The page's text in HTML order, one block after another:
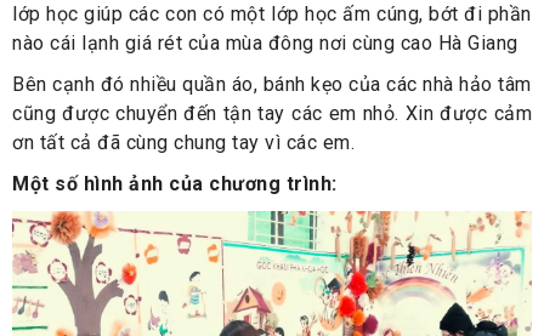
lớp học giúp các con có một lớp học ấm cúng, bớt đi phần
nào cái lạnh giá rét của mùa đông nơi cùng cao Hà Giang
Bên cạnh đó nhiều quần áo, bánh kẹo của các nhà hảo tâm
cũng được chuyển đến tận tay các em nhỏ. Xin được cảm
ơn tất cả đã cùng chung tay vì các em.
Một số hình ảnh của chương trình: